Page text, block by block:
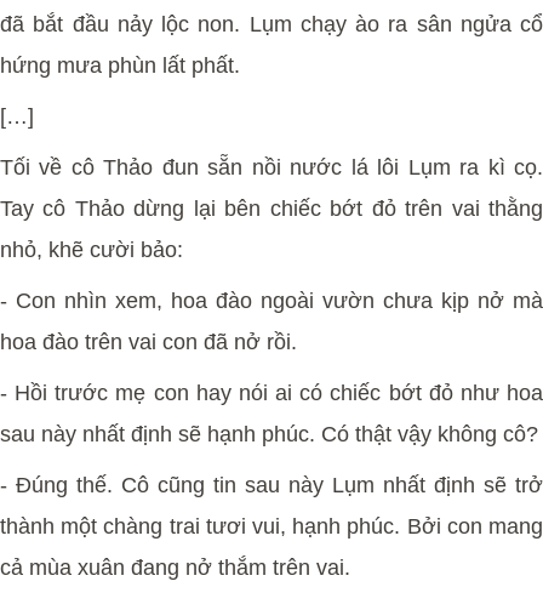
đã bắt đầu nảy lộc non. Lụm chạy ào ra sân ngửa cổ
hứng mưa phùn lất phất.
[…]
Tối về cô Thảo đun sẵn nồi nước lá lôi Lụm ra kì cọ.
Tay cô Thảo dừng lại bên chiếc bớt đỏ trên vai thằng
nhỏ, khẽ cười bảo:
- Con nhìn xem, hoa đào ngoài vườn chưa kịp nở mà
hoa đào trên vai con đã nở rồi.
- Hồi trước mẹ con hay nói ai có chiếc bớt đỏ như hoa
sau này nhất định sẽ hạnh phúc. Có thật vậy không cô?
- Đúng thế. Cô cũng tin sau này Lụm nhất định sẽ trở
thành một chàng trai tươi vui, hạnh phúc. Bởi con mang
cả mùa xuân đang nở thắm trên vai.